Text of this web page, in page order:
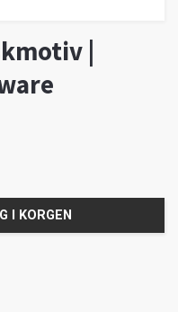
|
I KORGEN